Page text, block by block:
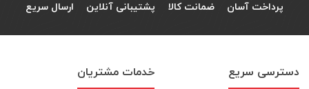
پرداخت آسان ضمانت کالا پشتیبانی آنلاین ارسال سریع
دسترسی سریع خدمات مشتریان